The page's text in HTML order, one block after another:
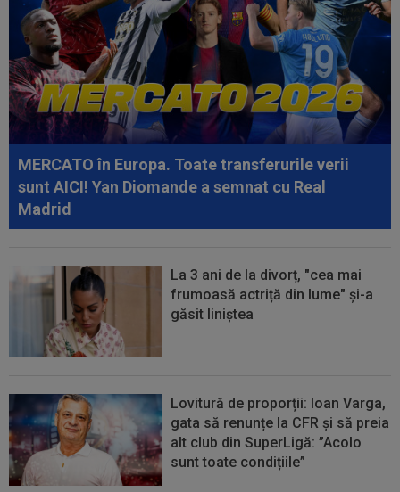
22:55 VIDEO
UTA - Rapid 0-0. Remiză
spectaculoasă între arădeni și giuleșteni pe Francisc...
22:40 EXCLUSIV
Schimbare! Cât s-a plătit, de fapt,
pentru transferul lui Răzvan Sava la...
22:19 OFICIAL
Surpriză! Kevin Ciubotaru a semnat:
”Nu am putut rata această oportunitate”
22:08 VIDEO
Ce coșmar: Alexi Pitu, scos pe targă
în UTA - Rapid, la 42 de zile de când a...
MERCATO în Europa. Toate transferurile verii
sunt AICI! Yan Diomande a semnat cu Real
Madrid
La 3 ani de la divorț, "cea mai
frumoasă actriță din lume" și-a
găsit liniștea
Lovitură de proporții: Ioan Varga,
gata să renunțe la CFR și să preia
alt club din SuperLigă: ”Acolo
sunt toate condițiile”